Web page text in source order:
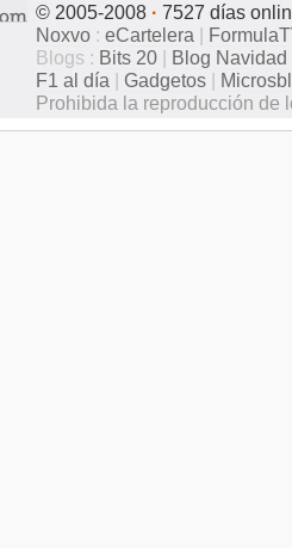
© 2005-2008 · 7527 días
Noxvo : eCartelera |
Blogs : Bits 20 | Blog Navidad
F1 al día | Gadgetos |
Prohibida la reproducción de